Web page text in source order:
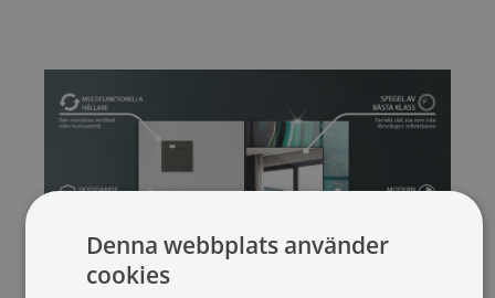
Denna webbplats använder
cookies